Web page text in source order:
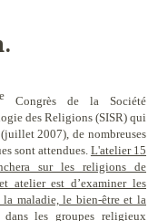
eCongrès de la Société
des Religions (SISR) qui
2007), de nombreuses
sont attendues. L'atelier 15
sur les religions de
atelier est d’examiner les
maladie, le bien-être et la
les groupes religieux